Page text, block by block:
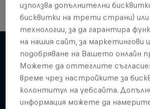
Подобни
използва допълнителни
бисквитки на трети страни) или
технологии, за да гарантира
на нашия сайт, за маркетингови
подобряване на Вашето онлайн
Можете да оттеглите
време чрез настройките за
колонтитул на уебсайта.
информация можете да